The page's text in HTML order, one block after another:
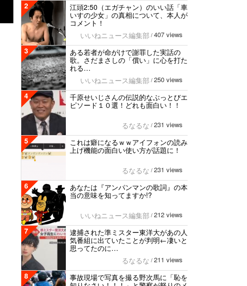
2
江頭2:50（エガチャン）のいい話「車
いすの少女」の真相について、本人が
コメント！
いいねニュース編集部 / 407 views
3
ある若者が命がけで謝罪した実話の
歌。さだまさしの「償い」に心を打た
れる…
いいねニュース編集部 / 250 views
4
千原せいじさんの伝説的なぶっとびエ
ピソード１０選！どれも面白い！！
るなるな / 231 views
5
これは癖になるｗｗアイフォンの読み
上げ機能の面白い使い方が話題に！
るなるな / 231 views
6
あなたは『アンパンマンの歌詞』の本
当の意味を知ってますか!?
いいねニュース編集部 / 212 views
7
逮捕された準ミスター東洋大があの人
気番組に出ていたことが判明←凄いと
思ってたのに…
るなるな / 211 views
8
事故現場で写真を撮る野次馬に「恥を